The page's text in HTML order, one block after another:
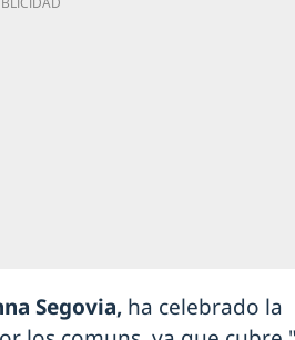
Segovia, ha celebrado la